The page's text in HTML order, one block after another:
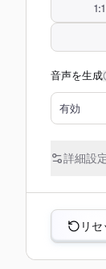
1:1
音声を生成
有効
詳細設
リセ